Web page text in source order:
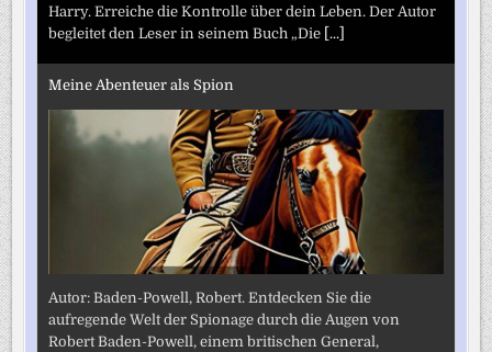
Harry. Erreiche die Kontrolle über dein Leben. Der Autor
begleitet den Leser in seinem Buch „Die [...]
Meine Abenteuer als Spion
Autor: Baden-Powell, Robert. Entdecken Sie die
aufregende Welt der Spionage durch die Augen von
Robert Baden-Powell, einem britischen General,